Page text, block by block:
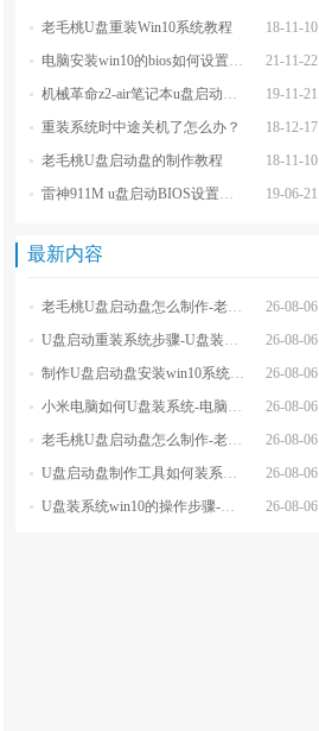
18-11-10
老毛桃U盘重装Win10系统教程
21-11-22
电脑安装win10的bios如何设置u盘图文教程
19-11-21
机械革命z2-air笔记本u盘启动BIOS设置教程
18-12-17
重装系统时中途关机了怎么办？
18-11-10
老毛桃U盘启动盘的制作教程
19-06-21
雷神911M u盘启动BIOS设置教程
最新内容
26-08-06
老毛桃U盘启动盘怎么制作-老毛桃winpeU盘启动盘制作步骤
26-08-06
U盘启动重装系统步骤-U盘装系统步骤操作
26-08-06
制作U盘启动盘安装win10系统步骤-制作U盘启动盘安装win10系统步骤
26-08-06
小米电脑如何U盘装系统-电脑怎么U盘装系统
26-08-06
老毛桃U盘启动盘怎么制作-老毛桃U盘启动盘制作步骤
26-08-06
U盘启动盘制作工具如何装系统- U盘启动盘制作工具怎么装系统
26-08-06
U盘装系统win10的操作步骤-外星人U盘装系统win10电脑